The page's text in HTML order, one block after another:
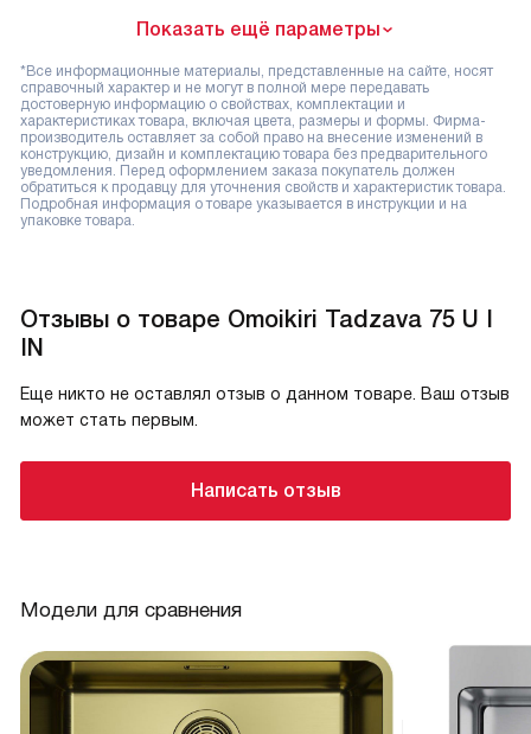
Показать ещё параметры
*Все информационные материалы, представленные на сайте, носят
справочный характер и не могут в полной мере передавать
достоверную информацию о свойствах, комплектации и
характеристиках товара, включая цвета, размеры и формы. Фирма-
производитель оставляет за собой право на внесение изменений в
конструкцию, дизайн и комплектацию товара без предварительного
уведомления. Перед оформлением заказа покупатель должен
обратиться к продавцу для уточнения свойств и характеристик товара.
Подробная информация о товаре указывается в инструкции и на
упаковке товара.
Отзывы о товаре Omoikiri Tadzava 75 U I
IN
Еще никто не оставлял отзыв о данном товаре. Ваш отзыв
может стать первым.
Написать отзыв
Модели для сравнения